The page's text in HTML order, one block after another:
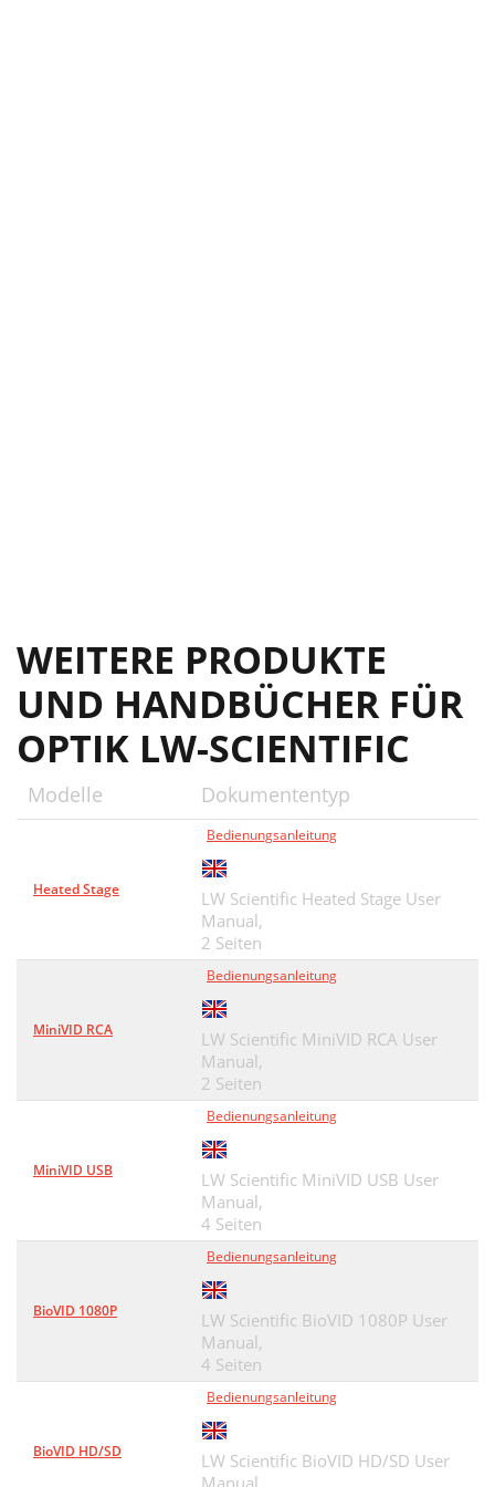
WEITERE PRODUKTE
UND HANDBÜCHER FÜR
OPTIK LW-SCIENTIFIC
Modelle Dokumententyp
Heated Stage
Bedienungsanleitung
LW Scientific Heated Stage User
Manual,
2 Seiten
MiniVID RCA
Bedienungsanleitung
LW Scientific MiniVID RCA User
Manual,
2 Seiten
MiniVID USB
Bedienungsanleitung
LW Scientific MiniVID USB User
Manual,
4 Seiten
BioVID 1080P
Bedienungsanleitung
LW Scientific BioVID 1080P User
Manual,
4 Seiten
BioVID HD/SD
Bedienungsanleitung
LW Scientific BioVID HD/SD User
Manual,